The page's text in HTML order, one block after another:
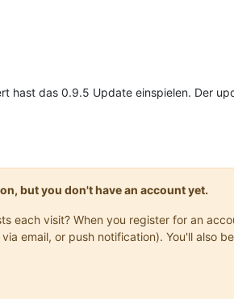
hast das 0.9.5 Update einspielen. Der
but you don't have an account yet.
each visit? When you register for an
email, or push notification). You'll also